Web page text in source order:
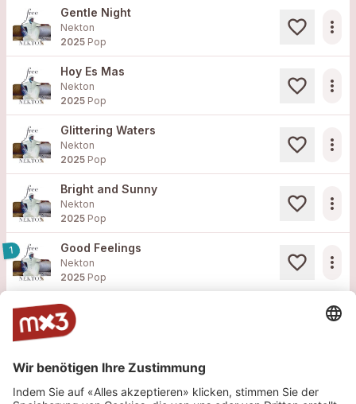
Gentle Night
Nekton
2025 Pop
more_horiz
Hoy Es Mas
Nekton
2025 Pop
more_horiz
Glittering Waters
Nekton
2025 Pop
more_horiz
Bright and Sunny
Nekton
2025 Pop
more_horiz
1 Good Feelings
Nekton
2025 Pop
more_horiz